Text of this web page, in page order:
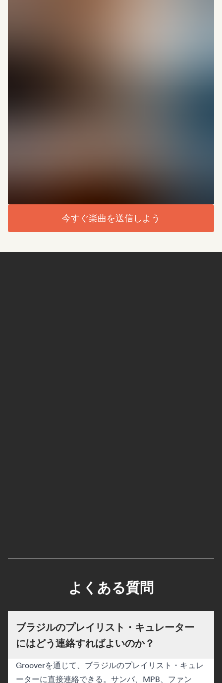
今すぐ楽曲を送信しよう
よくある質問
ブラジルのプレイリスト・キュレーター
にはどう連絡すればよいのか？
Grooverを通じて、ブラジルのプレイリスト・キュレ
ーターに直接連絡できる。サンバ、MPB、ファン